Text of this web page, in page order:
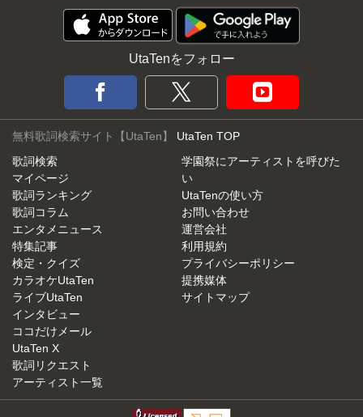
UtaTenをフォロー
無料歌詞検索サイト【UtaTen】 UtaTen TOP
歌詞検索
マイページ
歌詞ランキング
歌詞コラム
エンタメニュース
特集記事
検定・クイズ
カラオケUtaTen
ライブUtaTen
インタビュー
ココだけメール
UtaTen X
歌詞リクエスト
アーティスト一覧
学園祭にアーティストを呼びた
い
UtaTenの使い方
お問い合わせ
運営会社
利用規約
プライバシーポリシー
提携媒体
サイトマップ